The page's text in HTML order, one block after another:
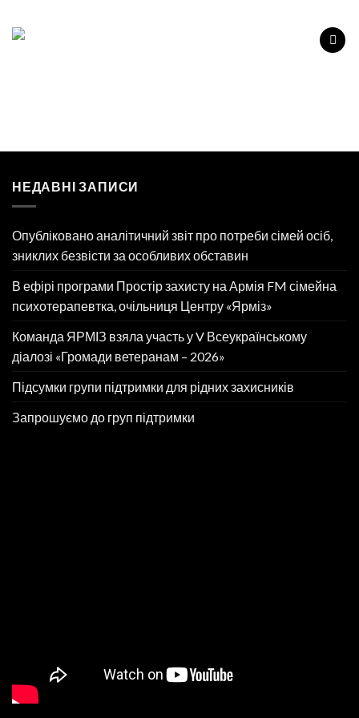
до
НЕДАВНІ ЗАПИСИ
Опубліковано аналітичний звіт про потреби сімей осіб,
зниклих безвісти за особливих обставин
В ефірі програми Простір захисту на Армія FM сімейна
психотерапевтка, очільниця Центру «Ярміз»
Команда ЯРМІЗ взяла участь у V Всеукраїнському
діалозі «Громади ветеранам – 2026»
Підсумки групи підтримки для рідних захисників
Запрошуємо до груп підтримки